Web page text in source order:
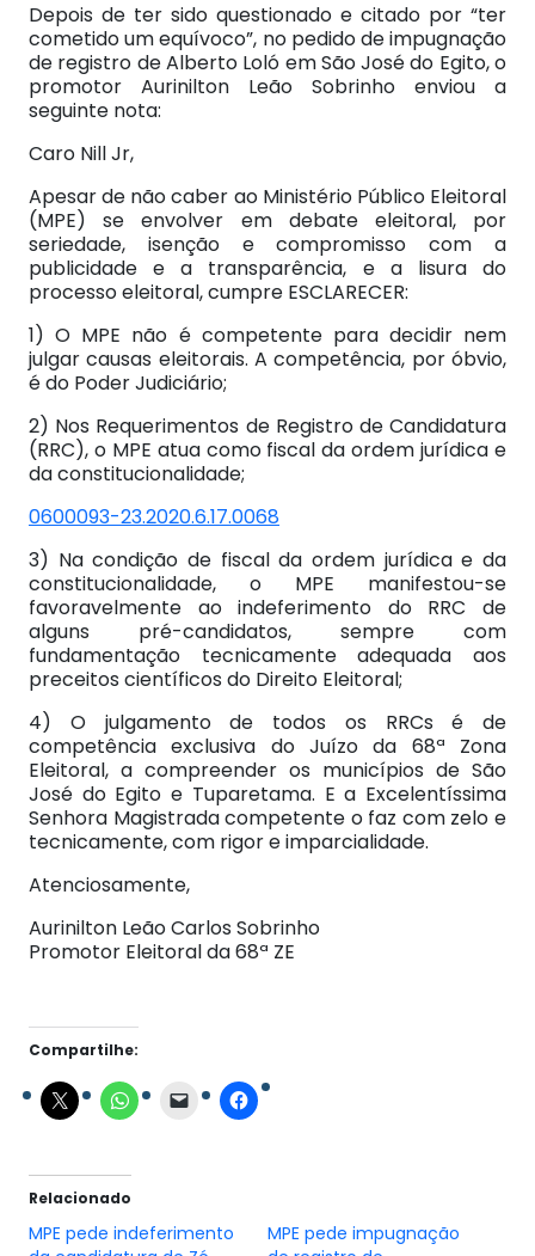
Depois de ter sido questionado e citado por “ter
cometido um equívoco”, no pedido de impugnação
de registro de Alberto Loló em São José do Egito, o
promotor Aurinilton Leão Sobrinho enviou a
seguinte nota:
Caro Nill Jr,
Apesar de não caber ao Ministério Público Eleitoral
(MPE) se envolver em debate eleitoral, por
seriedade, isenção e compromisso com a
publicidade e a transparência, e a lisura do
processo eleitoral, cumpre ESCLARECER:
1) O MPE não é competente para decidir nem
julgar causas eleitorais. A competência, por óbvio,
é do Poder Judiciário;
2) Nos Requerimentos de Registro de Candidatura
(RRC), o MPE atua como fiscal da ordem jurídica e
da constitucionalidade;
0600093-23.2020.6.17.0068
3) Na condição de fiscal da ordem jurídica e da
constitucionalidade, o MPE manifestou-se
favoravelmente ao indeferimento do RRC de
alguns pré-candidatos, sempre com
fundamentação tecnicamente adequada aos
preceitos científicos do Direito Eleitoral;
4) O julgamento de todos os RRCs é de
competência exclusiva do Juízo da 68ª Zona
Eleitoral, a compreender os municípios de São
José do Egito e Tuparetama. E a Excelentíssima
Senhora Magistrada competente o faz com zelo e
tecnicamente, com rigor e imparcialidade.
Atenciosamente,
Aurinilton Leão Carlos Sobrinho
Promotor Eleitoral da 68ª ZE
Compartilhe:
Relacionado
MPE pede indeferimento
MPE pede impugnação